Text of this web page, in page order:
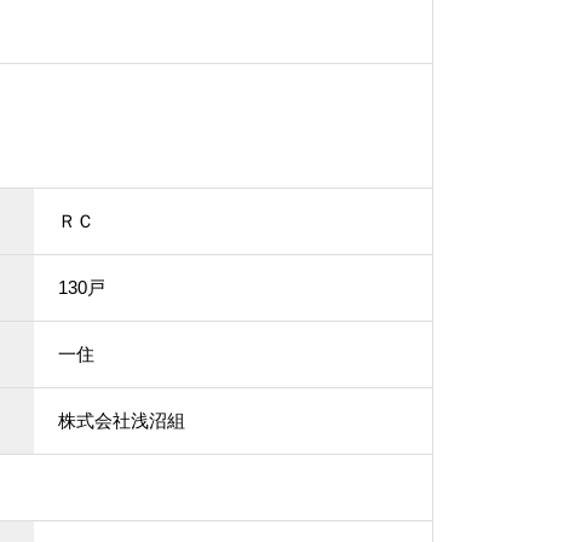
ＲＣ
130戸
一住
株式会社浅沼組